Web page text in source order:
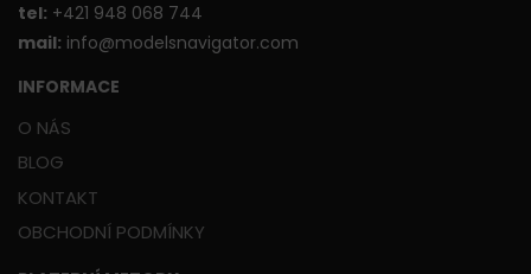
tel: +421 948 068 744
mail: info@modelsnavigator.com
INFORMACE
O NÁS
BLOG
KONTAKT
OBCHODNÍ PODMÍNKY